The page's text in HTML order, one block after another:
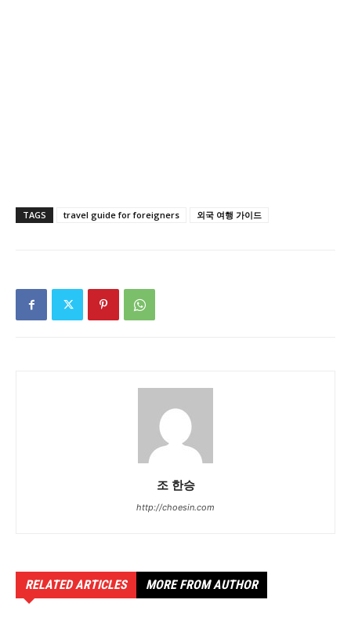
TAGS travel guide for foreigners 외국 여행 가이드
조 한승
http://choesin.com
RELATED ARTICLES MORE FROM AUTHOR